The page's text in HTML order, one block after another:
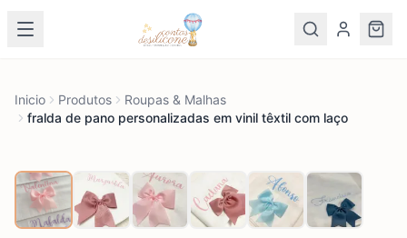
Inicio Produtos
Roupas & Malhas
fralda de pano personalizadas em vinil têxtil com laço